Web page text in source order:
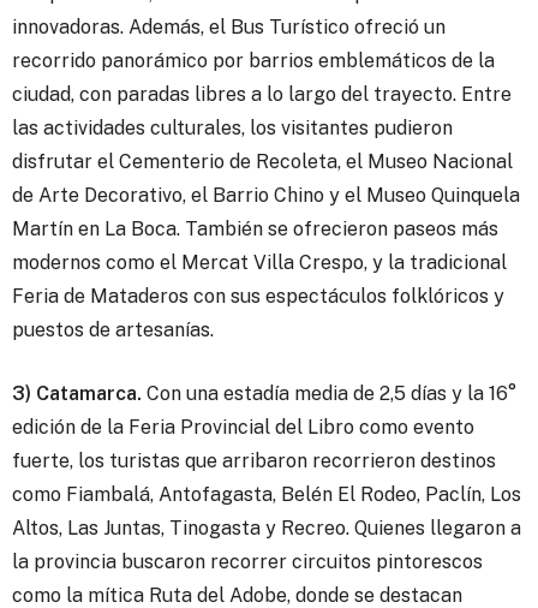
innovadoras. Además, el Bus Turístico ofreció un
recorrido panorámico por barrios emblemáticos de la
ciudad, con paradas libres a lo largo del trayecto. Entre
las actividades culturales, los visitantes pudieron
disfrutar el Cementerio de Recoleta, el Museo Nacional
de Arte Decorativo, el Barrio Chino y el Museo Quinquela
Martín en La Boca. También se ofrecieron paseos más
modernos como el Mercat Villa Crespo, y la tradicional
Feria de Mataderos con sus espectáculos folklóricos y
puestos de artesanías.
3) Catamarca. Con una estadía media de 2,5 días y la 16°
edición de la Feria Provincial del Libro como evento
fuerte, los turistas que arribaron recorrieron destinos
como Fiambalá, Antofagasta, Belén El Rodeo, Paclín, Los
Altos, Las Juntas, Tinogasta y Recreo. Quienes llegaron a
la provincia buscaron recorrer circuitos pintorescos
como la mítica Ruta del Adobe, donde se destacan